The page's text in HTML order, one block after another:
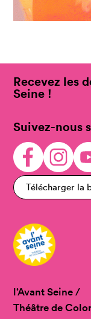
Recevez les
Seine !
Suivez-nous
Télécharger la
l’Avant Seine /
Théâtre de